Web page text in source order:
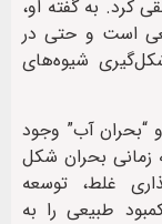
کرد. به گفته او،
است و حتی در
شیوه‌های
“بحران آب” وجود
زمانی بحران شکل
غلط، توسعه
طبیعی را به